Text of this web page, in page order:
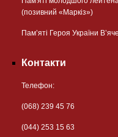
(позивний «Маркіз»)
Пам’яті Героя України
Контакти
Телефон:
(068) 239 45 76
(044) 253 15 63